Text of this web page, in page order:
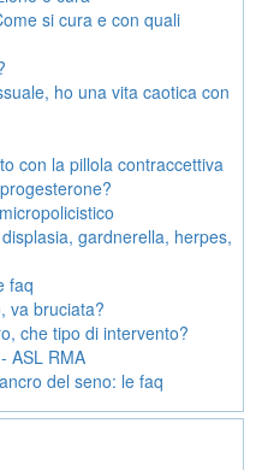
si cura e con quali
ho una vita caotica con
con la pillola contraccettiva
gardnerella, herpes,
faq
va bruciata?
che tipo di intervento?
ASL RMA
del seno: le faq